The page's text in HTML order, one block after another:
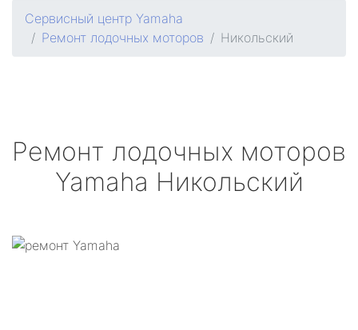
Сервисный центр Yamaha
Ремонт лодочных моторов
Никольский
Ремонт лодочных моторов
Yamaha Никольский